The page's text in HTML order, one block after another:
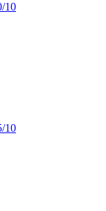
10
10